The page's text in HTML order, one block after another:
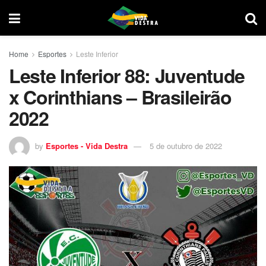
Home Esportes Leste Inferior
Leste Inferior 88: Juventude
x Corinthians – Brasileirão
2022
by Esportes - Vida Destra 5 de outubro de 2022